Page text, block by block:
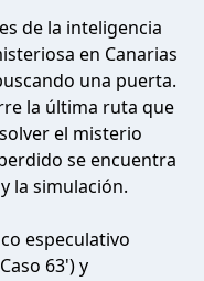
de la inteligencia
en Canarias
una puerta.
la última ruta que
el misterio
se encuentra
la simulación.
especulativo
63') y